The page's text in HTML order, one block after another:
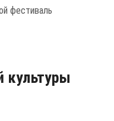
фестиваль
культуры